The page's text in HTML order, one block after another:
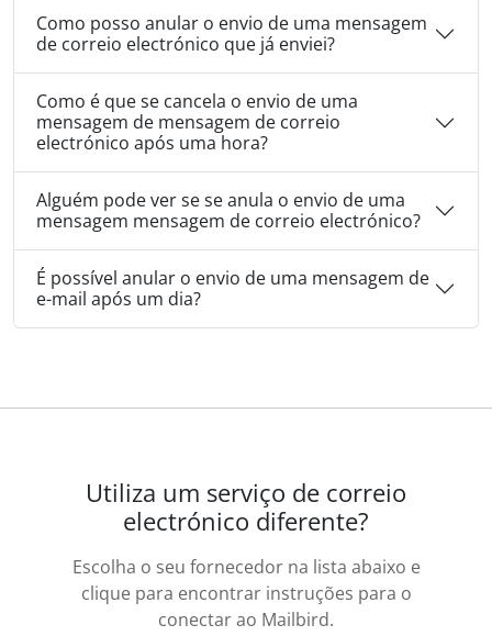
Como posso anular o envio de uma mensagem
de correio electrónico que já enviei?
Como é que se cancela o envio de uma
mensagem de mensagem de correio
electrónico após uma hora?
Alguém pode ver se se anula o envio de uma
mensagem mensagem de correio electrónico?
É possível anular o envio de uma mensagem de
e-mail após um dia?
Utiliza um serviço de correio
electrónico diferente?
Escolha o seu fornecedor na lista abaixo e
clique para encontrar instruções para o
conectar ao Mailbird.